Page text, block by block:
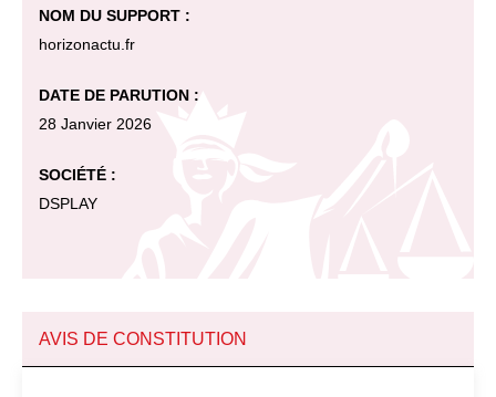
NOM DU SUPPORT :
horizonactu.fr
DATE DE PARUTION :
28 Janvier 2026
SOCIÉTÉ :
DSPLAY
AVIS DE CONSTITUTION